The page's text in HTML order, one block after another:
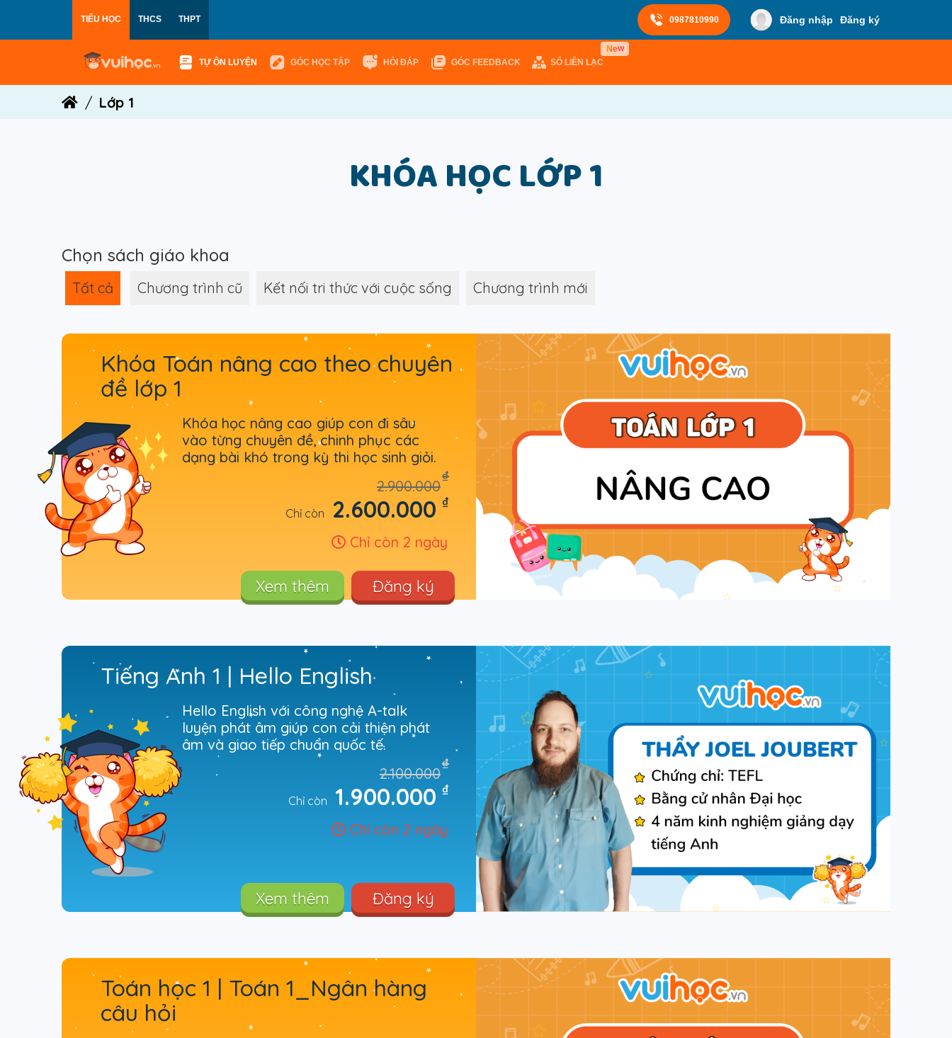
TIỂU HỌC THCS THPT 0987810990 Đăng nhập Đăng ký
TỰ ÔN LUYỆN GÓC HỌC TẬP HỎI ĐÁP GÓC FEEDBACK SỔ LIÊN LẠC
New
Lớp 1
KHÓA HỌC LỚP 1
Chọn sách giáo khoa
Tất cả Chương trình cũ Kết nối tri thức với cuộc sống Chương trình mới
Khóa Toán nâng cao theo chuyên
đề lớp 1
Khóa học nâng cao giúp con đi sâu
vào từng chuyên đề, chinh phục các
dạng bài khó trong kỳ thi học sinh giỏi.
2.900.000
₫
Chỉ còn 2.600.000 ₫
Chỉ còn 2 ngày
Xem thêm Đăng ký
Tiếng Anh 1 | Hello English
Hello English với công nghệ A-talk
luyện phát âm giúp con cải thiện phát
2.100.000
₫
Chỉ còn 1.900.000 ₫
Chỉ còn 2 ngày
Xem thêm Đăng ký
Toán học 1 | Toán 1_Ngân hàng
câu hỏi